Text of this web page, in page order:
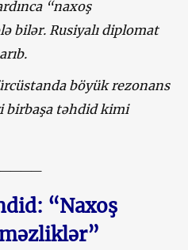
“naxoş
bilər. Rusiyalı diplomat
böyük rezonans
birbaşa təhdid kimi
“Naxoş